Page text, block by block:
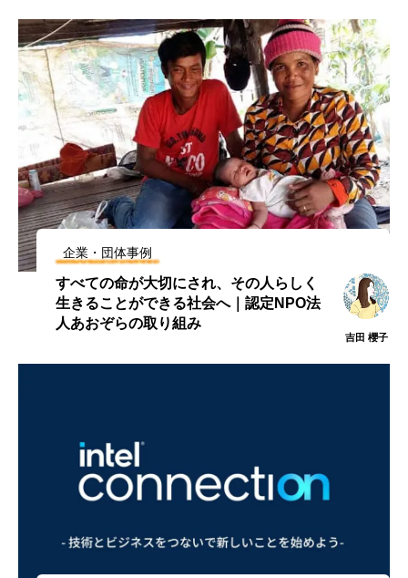
企業・団体事例
すべての命が大切にされ、その人らしく
生きることができる社会へ｜認定NPO法
人あおぞらの取り組み
吉田 櫻子